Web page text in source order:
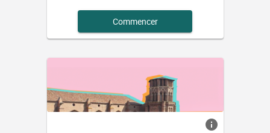
Commencer
info